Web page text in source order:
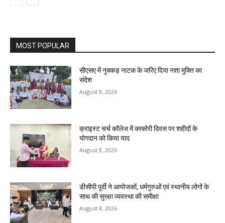
MOST POPULAR
सीएसए में नुक्कड़ नाटक के जरिए दिया नशा मुक्ति का
संदेश
August 8, 2026
क्राइस्ट चर्च कॉलेज में काकोरी दिवस पर शहीदों के
योगदान को किया याद
August 8, 2026
डीसीपी पूर्वी ने आयोजकों, धर्मगुरुओं एवं स्थानीय लोगों के
साथ की सुरक्षा व्यवस्था की समीक्षा
August 8, 2026